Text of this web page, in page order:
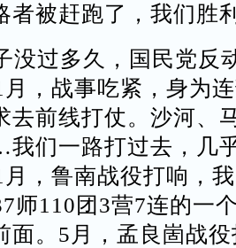
者被赶跑了，我们胜
过多久，国民党反
，战事吃紧，身为
去前线打仗。沙河、
们一路打过去，几
，鲁南战役打响，
师110团3营7连的一
面。5月，孟良崮战